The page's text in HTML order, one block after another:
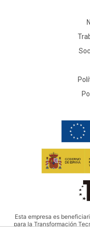
Esta empresa es
para la Transformación